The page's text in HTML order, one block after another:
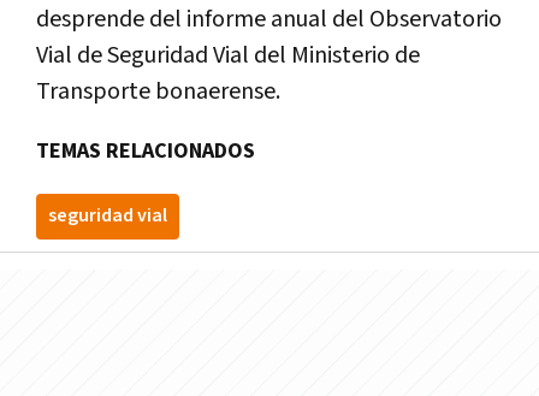
desprende del informe anual del Observatorio
Vial de Seguridad Vial del Ministerio de
Transporte bonaerense.
TEMAS RELACIONADOS
seguridad vial